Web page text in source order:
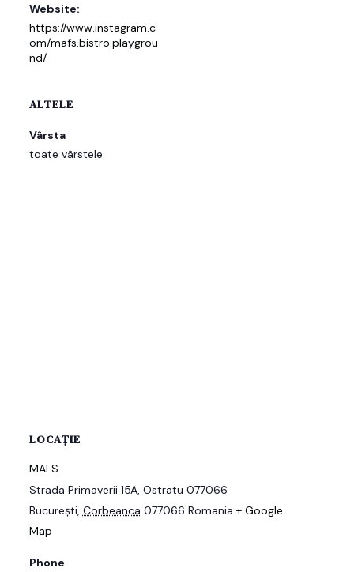
Website:
https://www.instagram.c
om/mafs.bistro.playgrou
nd/
ALTELE
Vârsta
toate vârstele
LOCAȚIE
MAFS
Strada Primaverii 15A, Ostratu 077066
București, Corbeanca 077066 Romania + Google
Map
Phone